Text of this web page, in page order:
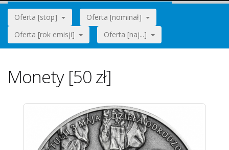
Oferta [stop]
Oferta [nominał]
Oferta [rok emisji]
Oferta [naj...]
Monety [50 zł]